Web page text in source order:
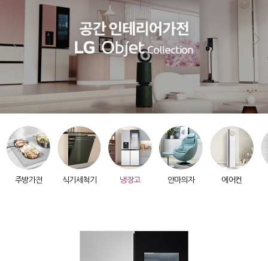
주방가전 식기세척기 냉장고 안마의자 에어컨